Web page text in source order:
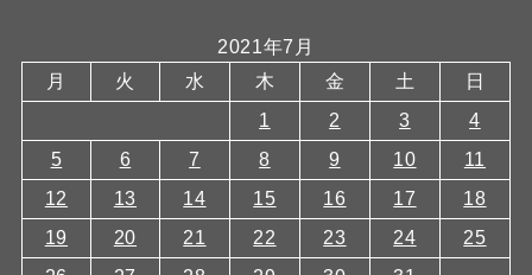
2021年7月
月
火 水 木 金 土
日
1
2 3
4
5
6 7 8 9 10
11
12
13 14 15 16 17
18
19
20 21 22 23 24
25